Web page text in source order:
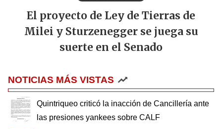
El proyecto de Ley de Tierras de
Milei y Sturzenegger se juega su
suerte en el Senado
NOTICIAS MÁS VISTAS
Quintriqueo criticó la inacción de Cancillería ante
las presiones yankees sobre CALF